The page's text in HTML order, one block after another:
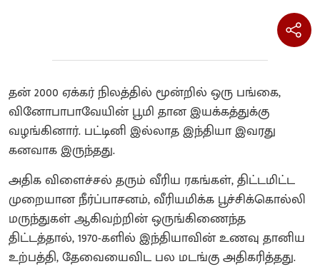
தன் 2000 ஏக்கர் நிலத்தில் மூன்றில் ஒரு பங்கை,
வினோபாபாவேயின் பூமி தான இயக்கத்துக்கு
வழங்கினார். பட்டினி இல்லாத இந்தியா இவரது
கனவாக இருந்தது.
அதிக விளைச்சல் தரும் வீரிய ரகங்கள், திட்டமிட்ட
முறையான நீர்ப்பாசனம், வீரியமிக்க பூச்சிக்கொல்லி
மருந்துகள் ஆகிவற்றின் ஒருங்கிணைந்த
திட்டத்தால், 1970-களில் இந்தியாவின் உணவு தானிய
உற்பத்தி, தேவையைவிட பல மடங்கு அதிகரித்தது.